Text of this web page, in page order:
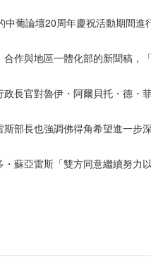
中葡論壇20周年慶祝活動期間進
作與地區一體化部的新聞稿，
長官對魯伊・阿爾貝托・德・
部長也強調佛得角希望進一步
蘇亞雷斯「雙方同意繼續努力